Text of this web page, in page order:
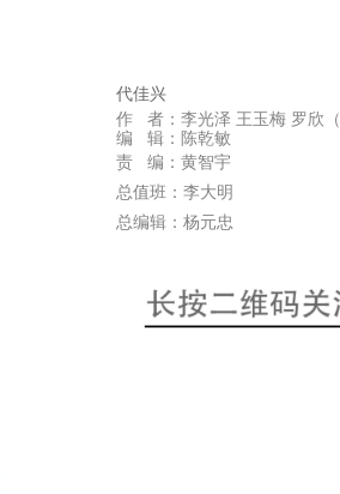
代佳兴
作 者： 李光泽 王玉梅 罗欣（
编 辑：陈乾敏
责 编：黄智宇
总值班：李大明
总编辑：杨元忠